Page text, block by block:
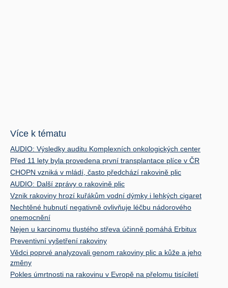
Více k tématu
AUDIO: Výsledky auditu Komplexních onkologických center
Před 11 lety byla provedena první transplantace plíce v ČR
CHOPN vzniká v mládí, často předchází rakovině plic
AUDIO: Další zprávy o rakovině plic
Vznik rakoviny hrozí kuřákům vodní dýmky i lehkých cigaret
Nechtěné hubnutí negativně ovlivňuje léčbu nádorového
onemocnění
Nejen u karcinomu tlustého střeva účinně pomáhá Erbitux
Preventivní vyšetření rakoviny
Vědci poprvé analyzovali genom rakoviny plic a kůže a jeho
změny
Pokles úmrtnosti na rakovinu v Evropě na přelomu tisíciletí